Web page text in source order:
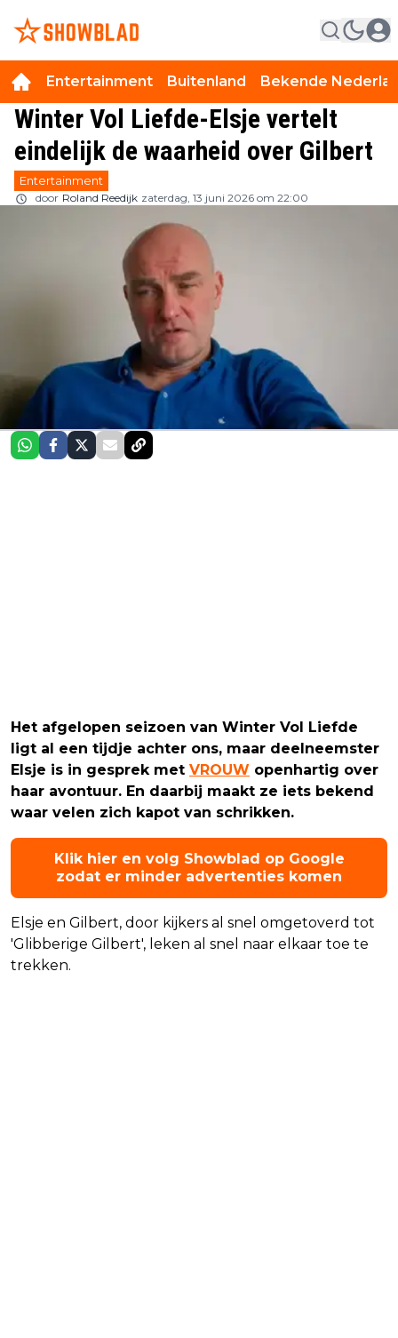
Entertainment Buitenland Bekende
Winter Vol Liefde-Elsje vertelt
eindelijk de waarheid over Gilbert
Entertainment
door Roland Reedijk zaterdag, 13 juni 2026 om 22:00
Het afgelopen seizoen van Winter Vol Liefde
ligt al een tijdje achter ons, maar deelneemster
Elsje is in gesprek met VROUW openhartig over
haar avontuur. En daarbij maakt ze iets bekend
waar velen zich kapot van schrikken.
Klik hier en volg Showblad op Google
zodat er minder advertenties komen
Elsje en Gilbert, door kijkers al snel omgetoverd tot
'Glibberige Gilbert', leken al snel naar elkaar toe te
trekken.